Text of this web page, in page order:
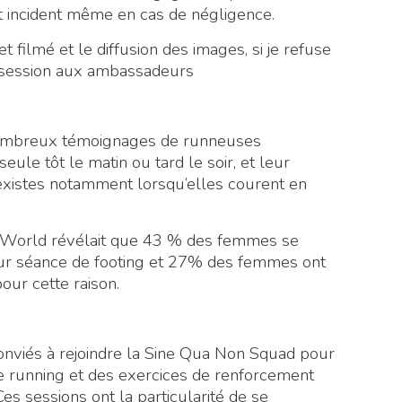
même en cas de négligence.
filmé et le diffusion des images, si je refuse
aux ambassadeurs
témoignages de runneuses
tôt le matin ou tard le soir, et leur
notamment lorsqu’elles courent en
révélait que 43 % des femmes se
séance de footing et 27% des femmes ont
cette raison.
à rejoindre la Sine Qua Non Squad pour
et des exercices de renforcement
sessions ont la particularité de se